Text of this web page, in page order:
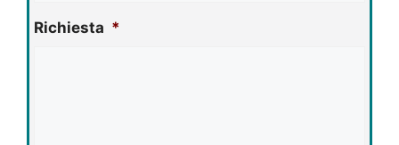
Richiesta *